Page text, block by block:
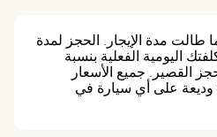
طالت مدة الإيجار. الحجز لمدة
اليومية الفعلية بنسبة
بالحجز القصير. جميع الأسعار
وديعة على أي سيارة في